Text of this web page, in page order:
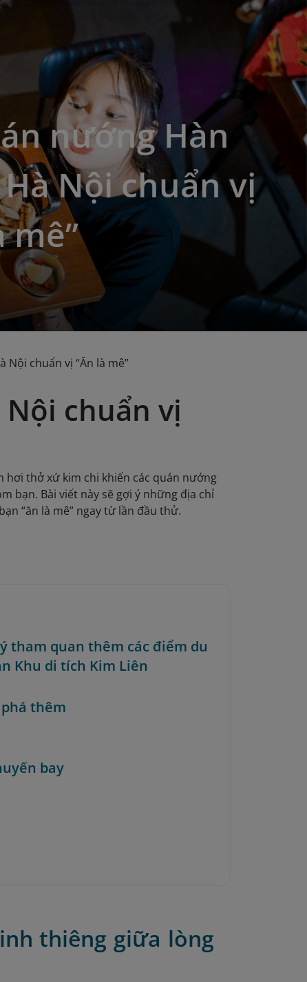
nướng Hàn
Nội chuẩn vị
mê”
Nội chuẩn vị “Ăn là mê”
chuẩn vị
thở xứ kim chi khiến các quán nướng
bạn. Bài viết này sẽ gợi ý những địa chỉ
“ăn là mê” ngay từ lần đầu thử.
tham quan thêm các điểm du
Khu di tích Kim Liên
thêm
bay
thiêng giữa lòng